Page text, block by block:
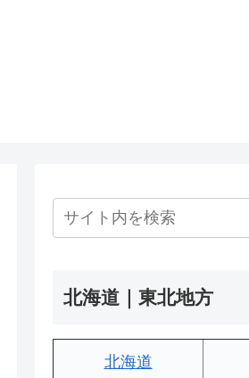
北海道｜東北地方
北海道